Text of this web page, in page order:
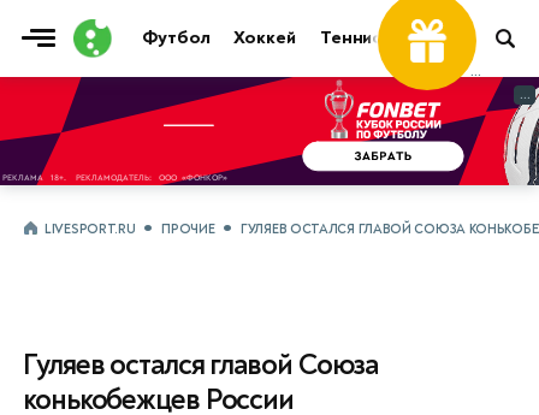
Футбол Хоккей Теннис Бои Прочие
...
...
LIVESPORT.RU ПРОЧИЕ ГУЛЯЕВ ОСТАЛСЯ ГЛАВОЙ СОЮЗА
Гуляев остался главой Союза
конькобежцев России